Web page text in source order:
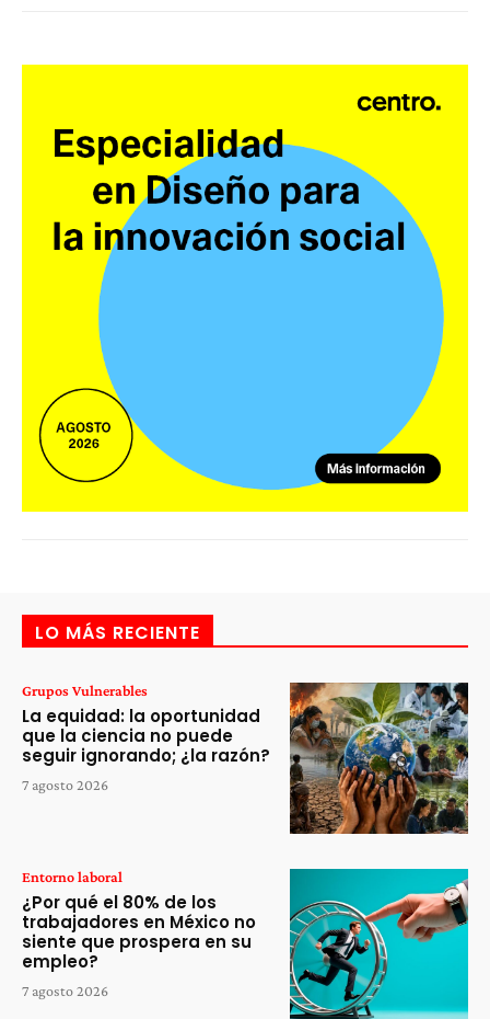
LO MÁS RECIENTE
Grupos Vulnerables
La equidad: la oportunidad
que la ciencia no puede
seguir ignorando; ¿la razón?
7 agosto 2026
Entorno laboral
¿Por qué el 80% de los
trabajadores en México no
siente que prospera en su
empleo?
7 agosto 2026